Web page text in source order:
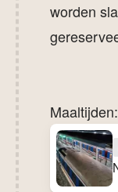
worden